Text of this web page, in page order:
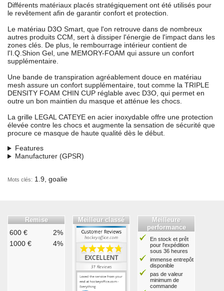
Différents matériaux placés stratégiquement ont été utilisés pour
le revêtement afin de garantir confort et protection.
Le matériau D3O Smart, que l'on retrouve dans de nombreux
autres produits CCM, sert à dissiper l'énergie de l'impact dans les
zones clés. De plus, le rembourrage intérieur contient de
l'I.Q.Shion Gel, une MEMORY-FOAM qui assure un confort
supplémentaire.
Une bande de transpiration agréablement douce en matériau
mesh assure un confort supplémentaire, tout comme la TRIPLE
DENSITY FOAM CHIN CUP réglable avec D3O, qui permet en
outre un bon maintien du masque et atténue les chocs.
La grille LEGAL CATEYE en acier inoxydable offre une protection
élevée contre les chocs et augmente la sensation de sécurité que
procure ce masque de haute qualité dès le début.
Features
Manufacturer (GPSR)
Mots clés: 1.9, goalie
Remise
600 €
2%
1000 €
4%
Meilleur classé
Meilleure
performance
En stock et prêt
pour l'expédition
sous 36 heures
immense entrepôt
disponible
pas de valeur
minimum de
commande